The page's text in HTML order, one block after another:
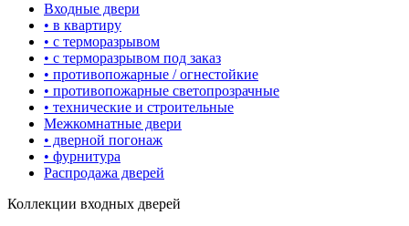
Входные двери
• в квартиру
• с терморазрывом
• с терморазрывом под заказ
• противопожарные / огнестойкие
• противопожарные светопрозрачные
• технические и строительные
Межкомнатные двери
• дверной погонаж
• фурнитура
Распродажа дверей
Коллекции входных дверей